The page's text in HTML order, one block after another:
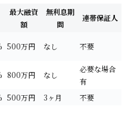
最大融資
額
無利息期
間
連帯保証人
500万円 なし 不要
800万円 なし
必要な場合
有
500万円 3ヶ月 不要